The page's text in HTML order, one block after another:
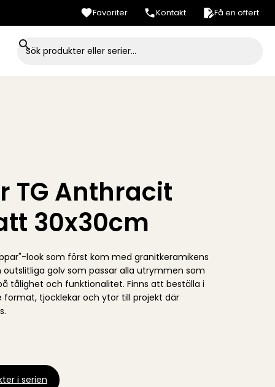
Favoriter Kontakt Få en offert
TG Anthracit
30x30cm
look som först kom med granitkeramikens
outslitliga golv som passar alla utrymmen som
tålighet och funktionalitet. Finns att beställa i
tjocklekar och ytor till projekt där
i serien